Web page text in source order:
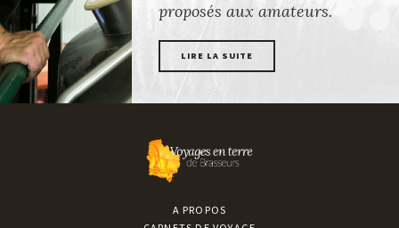
proposés aux amateurs.
LIRE LA SUITE
A PROPOS